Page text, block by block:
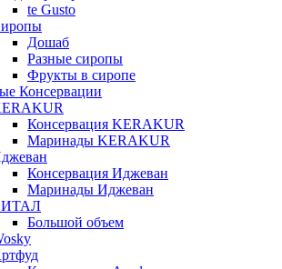
te Gusto
Дошаб
Разные сиропы
Фрукты в сиропе
Консервации
Консервация KERAKUR
Маринады KERAKUR
Консервация Иджеван
Маринады Иджеван
Большой объем